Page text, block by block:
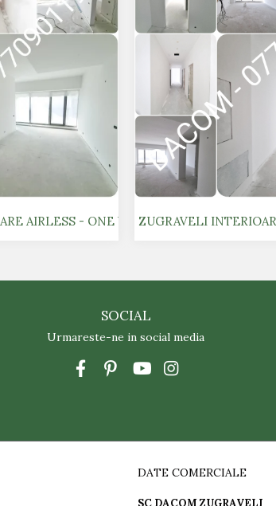
AIRLESS - ONE VERDI PARK 2
ZUGRAVELI
SOCIAL
Urmareste-ne in social media
DATE COMERCIALE
SC DACOM ZUGRAVELI